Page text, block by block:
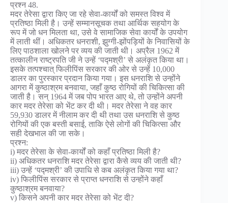
प्रश्न 48.
मदर तेरेसा द्वारा किए जा रहे सेवा-कार्यों को समस्त विश्व में
प्रतिष्ठा मिली है। उन्हें सम्मानसूचक तथा आर्थिक सहयोग के
रूप में जो धन मिलता था, उसे वे सामाजिक सेवा कार्यों के उपयोग
में लाती थीं। अधिकतर धनराशी, झुग्गी-झोंपड़ियों के निवासियों के
लिए पाठशाला खोलने पर व्यय की जाती थी। अप्रैल 1962 में
तत्कालीन राष्ट्रपति जी ने उन्हें ‘पद्मश्री’ से अलंकृत किया था।
इसके तत्पश्चात् फिलीपिंस सरकार की ओर से उन्हें 10,000
डालर का पुरस्कार प्रदान किया गया। इस धनराशि से उन्होंने
आगरा में कुष्ठाश्रम बनवाया, जहाँ कुष्ठ रोगियों की चिकित्सा की
जाती है। सन् 1964 में जब पोप भारत आए थे, तो उन्होंने अपनी
कार मदर तेरेसा को भेंट कर दी थी। मदर तेरेसा ने वह कार
59,930 डालर में नीलाम कर दी थी तथा उस धनराशि से कुष्ठ
रोगियों की एक बस्ती बसाई, ताकि ऐसे लोगों की चिकित्सा और
सही देखभाल की जा सके।
प्रश्न:
i) मदर तेरेसा के सेवा-कार्यों को कहाँ प्रतिष्ठा मिली है?
ii) अधिकतर धनराशि मदर तेरेसा द्वारा कैसे व्यय की जाती थी?
iii) उन्हें ‘पद्मश्री’ की उपाधि से कब अलंकृत किया गया था?
iv) फिलीपिंस सरकार से प्राप्त धनराशि से उन्होंने कहाँ
कुष्ठाश्रम बनवाया?
v) किसने अपनी कार मदर तेरेसा को भेंट दी?